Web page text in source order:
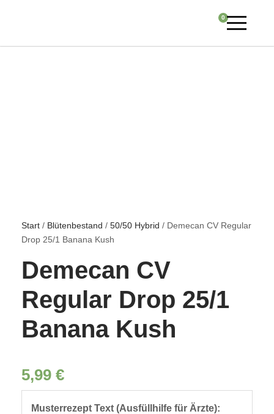
0
Start / Blütenbestand / 50/50 Hybrid / Demecan CV Regular
Drop 25/1 Banana Kush
Demecan CV
Regular Drop 25/1
Banana Kush
5,99 €
Musterrezept Text (Ausfüllhilfe für Ärzte):